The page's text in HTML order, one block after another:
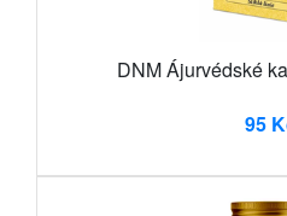
DNM Ájurvédské
95